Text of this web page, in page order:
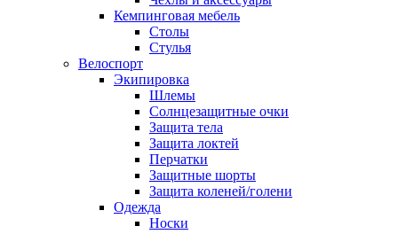
Кемпинговая мебель
Столы
Стулья
Велоспорт
Экипировка
Шлемы
Солнцезащитные очки
Защита тела
Защита локтей
Перчатки
Защитные шорты
Защита коленей/голени
Одежда
Носки